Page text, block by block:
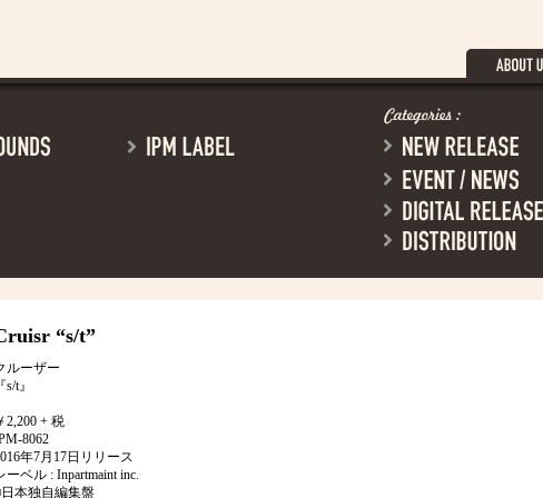
“s/t”
ルーザー
s/t』
2,200 + 税
8062
年7月17日リリース
ーベル : Inpartmaint inc.
本独自編集盤